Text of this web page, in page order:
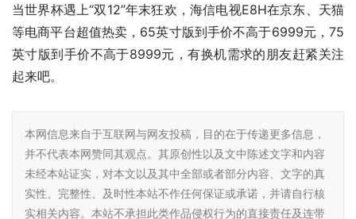
当世界杯遇上“双12”年末狂欢，海信电视E8H在京东、天猫
等电商平台超值热卖，65英寸版到手价不高于6999元，75
英寸版到手价不高于8999元，有换机需求的朋友赶紧关注
起来吧。
本网信息来自于互联网与网友投稿，目的在于传递更多信息，
并不代表本网赞同其观点。其原创性以及文中陈述文字和内容
未经本站证实，对本文以及其中全部或者部分内容、文字的真
实性、完整性、及时性本站不作任何保证或承诺，并请自行核
实相关内容。本站不承担此类作品侵权行为的直接责任及连带